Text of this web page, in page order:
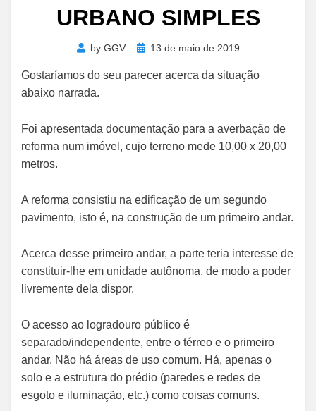
URBANO SIMPLES
by GGV
Posted13 de maio de 2019
Gostaríamos do seu parecer acerca da situação
abaixo narrada.
Foi apresentada documentação para a averbação de
reforma num imóvel, cujo terreno mede 10,00 x 20,00
metros.
A reforma consistiu na edificação de um segundo
pavimento, isto é, na construção de um primeiro andar.
Acerca desse primeiro andar, a parte teria interesse de
constituir-lhe em unidade autônoma, de modo a poder
livremente dela dispor.
O acesso ao logradouro público é
separado/independente, entre o térreo e o primeiro
andar. Não há áreas de uso comum. Há, apenas o
solo e a estrutura do prédio (paredes e redes de
esgoto e iluminação, etc.) como coisas comuns.